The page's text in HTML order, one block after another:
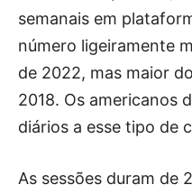
semanais em
número ligeiramente
de 2022, mas maior
2018. Os americanos
diários a esse tipo de
As sessões duram de